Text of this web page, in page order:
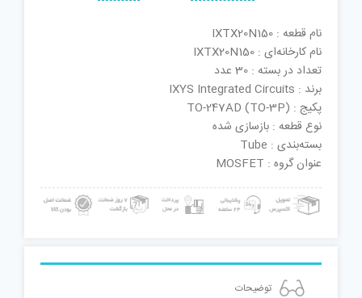
نام قطعه : IXTX20N150
نام کارخانه‌ای : IXTX20N150
تعداد در بسته : 30 عدد
برند : IXYS Integrated Circuits
پکیج : TO-247AD (TO-3P)
نوع قطعه : بازسازی شده
بسته‌بندی : Tube
عنوان گروه : MOSFET
توضیحات